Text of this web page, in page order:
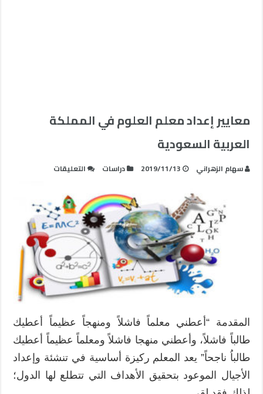
معايير إعداد معلم العلوم في المملكة
العربية السعودية
سهام الزهراني 2019/11/13 دراسات التعليقات
معلم
العلوم
في
المملكة
العربية
السعودية
مغلقة
المقدمة “أعطني معلماً فاشلاً ومنهجاً عظيماً أعطيك
طالباً فاشلاً، وأعطني منهجا فاشلاً ومعلماً عظيماً أعطيك
طالباُ ناجحاً” يعد المعلم ركيزة أساسية في تنشئة وإعداد
الأجيال الموعود بتحقيق الأهداف التي تتطلع لها الدول؛